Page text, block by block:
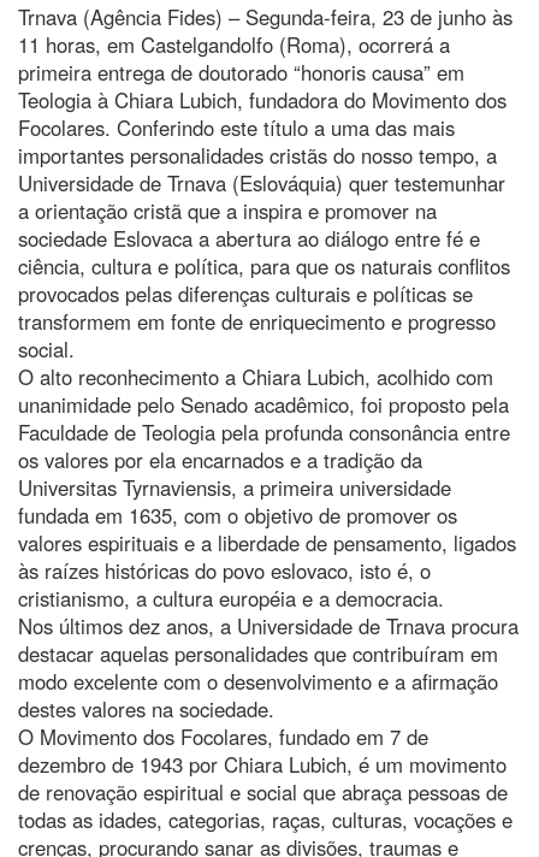
Trnava (Agência Fides) – Segunda-feira, 23 de junho às
11 horas, em Castelgandolfo (Roma), ocorrerá a
primeira entrega de doutorado “honoris causa” em
Teologia à Chiara Lubich, fundadora do Movimento dos
Focolares. Conferindo este título a uma das mais
importantes personalidades cristãs do nosso tempo, a
Universidade de Trnava (Eslováquia) quer testemunhar
a orientação cristã que a inspira e promover na
sociedade Eslovaca a abertura ao diálogo entre fé e
ciência, cultura e política, para que os naturais conflitos
provocados pelas diferenças culturais e políticas se
transformem em fonte de enriquecimento e progresso
social.
O alto reconhecimento a Chiara Lubich, acolhido com
unanimidade pelo Senado acadêmico, foi proposto pela
Faculdade de Teologia pela profunda consonância entre
os valores por ela encarnados e a tradição da
Universitas Tyrnaviensis, a primeira universidade
fundada em 1635, com o objetivo de promover os
valores espirituais e a liberdade de pensamento, ligados
às raízes históricas do povo eslovaco, isto é, o
cristianismo, a cultura européia e a democracia.
Nos últimos dez anos, a Universidade de Trnava procura
destacar aquelas personalidades que contribuíram em
modo excelente com o desenvolvimento e a afirmação
destes valores na sociedade.
O Movimento dos Focolares, fundado em 7 de
dezembro de 1943 por Chiara Lubich, é um movimento
de renovação espiritual e social que abraça pessoas de
todas as idades, categorias, raças, culturas, vocações e
crenças, procurando sanar as divisões, traumas e